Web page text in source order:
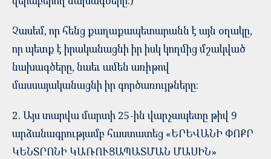
Չասեմ, որ հենց քաղաքապետարանն է այն օղակը,
որ պետք է իրականացնի իր իսկ կողմից մշակված
նախագծերը, նաեւ ամեն առիթով
մասսայականացնի իր գործառույթները:
2. Այս տարվա մարտի 25-ին վարչապետը թիվ 9
արձանագրությամբ հաստատեց «ԵՐԵՎԱՆԻ ՓՈՔՐ
ԿԵՆՏՐՈՆԻ ԿԱՌՈՒՑԱՊԱՏՄԱՆ ՄԱՍԻՆ»